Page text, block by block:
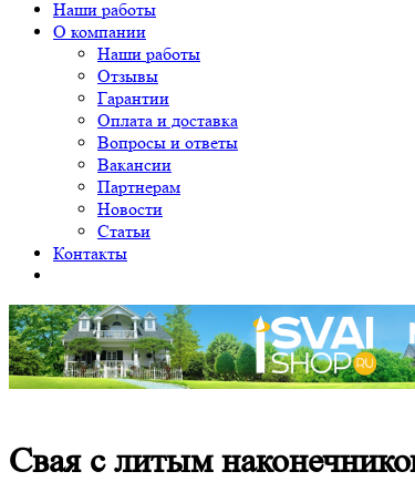
Наши работы
О компании
Наши работы
Отзывы
Гарантии
Оплата и доставка
Вопросы и ответы
Вакансии
Партнерам
Новости
Статьи
Контакты
Свая с литым